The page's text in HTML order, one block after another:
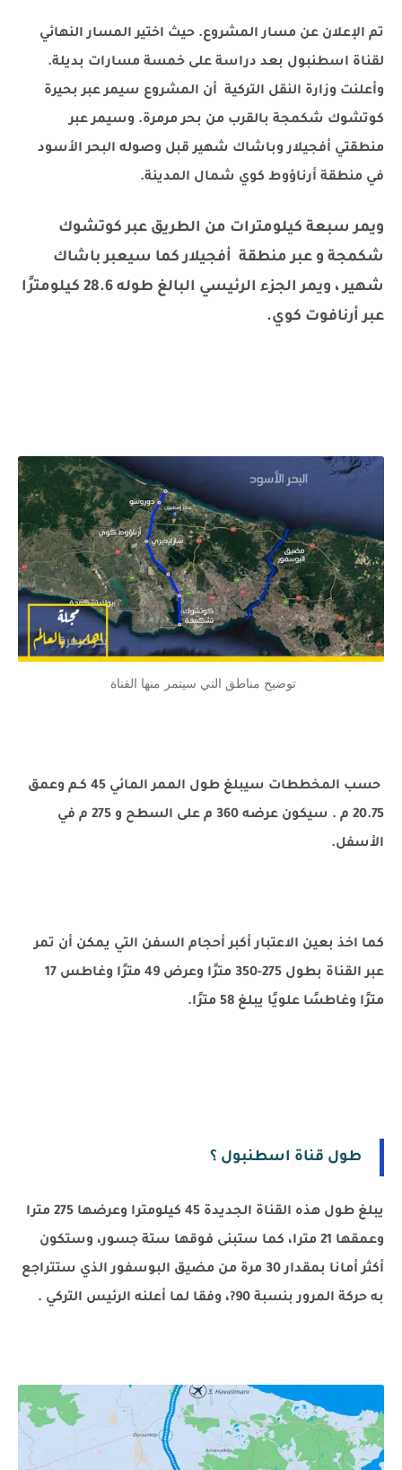
تم الإعلان عن مسار المشروع. حيث اختير المسار النهائي
لقناة اسطنبول بعد دراسة على خمسة مسارات بديلة.
وأعلنت وزارة النقل التركية أن المشروع سيمر عبر بحيرة
كوتشوك شكمجة بالقرب من بحر مرمرة. وسيمر عبر
منطقتي أفجيلار وباشاك شهير قبل وصوله البحر الأسود
في منطقة أرناؤوط كوي شمال المدينة.
ويمر سبعة كيلومترات من الطريق عبر كوتشوك
شكمجة و عبر منطقة أفجيلار كما سيعبر باشاك
شهير ، ويمر الجزء الرئيسي البالغ طوله 28.6 كيلومترًا
عبر أرنافوت كوي.
توضيح مناطق التي سيتمر منها القناة
حسب المخططات سيبلغ طول الممر المائي 45 كـم وعمق
20.75 م . سيكون عرضه 360 م على السطح و 275 م في
الأسفل.
كما اخذ بعين الاعتبار أكبر أحجام السفن التي يمكن أن تمر
عبر القناة بطول 275-350 مترًا وعرض 49 مترًا وغاطس 17
مترًا وغاطسًا علويًا يبلغ 58 مترًا.
طول قناة اسطنبول ؟
يبلغ طول هذه القناة الجديدة 45 كيلومترا وعرضها 275 مترا
وعمقها 21 مترا، كما ستبنى فوقها ستة جسور، وستكون
أكثر أمانا بمقدار 30 مرة من مضيق البوسفور الذي ستتراجع
به حركة المرور بنسبة 90?، وفقا لما أعلنه الرئيس التركي .